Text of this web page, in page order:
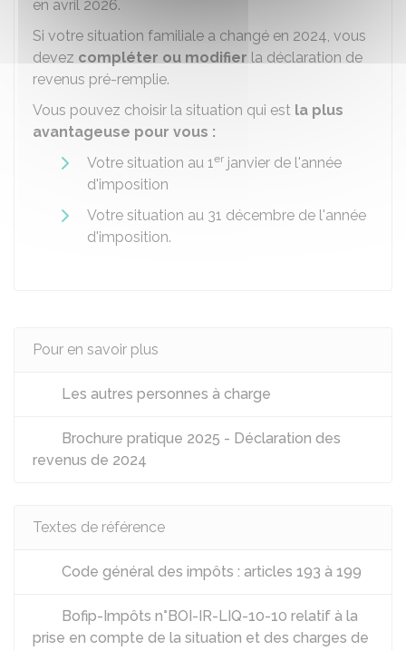
en avril 2026.
Si votre situation familiale a changé en 2024, vous
devez compléter ou modifier la déclaration de
revenus pré-remplie.
Vous pouvez choisir la situation qui est la plus
avantageuse pour vous :
Votre situation au 1er janvier de l'année
d'imposition
Votre situation au 31 décembre de l'année
d'imposition.
Pour en savoir plus
Les autres personnes à charge
Brochure pratique 2025 - Déclaration des
revenus de 2024
Textes de référence
Code général des impôts : articles 193 à 199
Bofip-Impôts n°BOI-IR-LIQ-10-10 relatif à la
prise en compte de la situation et des charges de